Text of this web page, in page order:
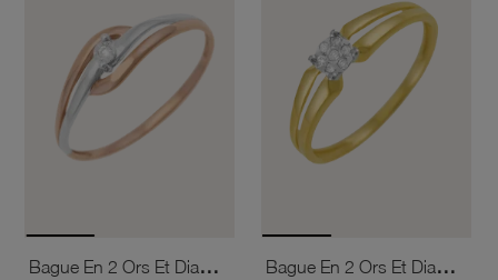
Bague En 2 Ors Et Diamant Pastillé Bague En 2 Ors Et Diamants